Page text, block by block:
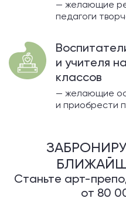
— желающие
педагоги
и учителя
классов
— желающие
и приобрести
Станьте арт-
от 80